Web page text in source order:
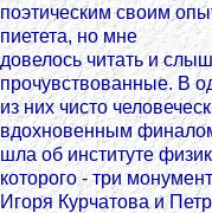
поэтическим своим
пиетета, но мне
довелось читать и
прочувствованные. В
из них чисто
вдохновенным
шла об институте
которого - три
Игоря Курчатова и